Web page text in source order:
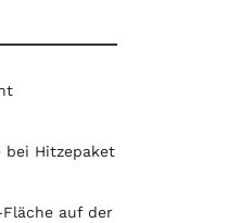
bei Hitzepaket
auf der